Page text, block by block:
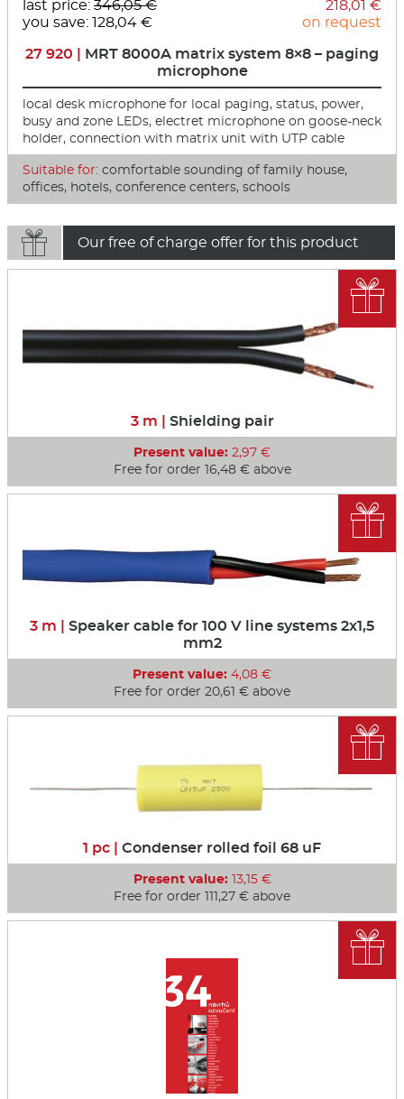
last price: 346,05 €
you save: 128,04 €
218,01 €
on request
27 920 | MRT 8000A matrix system 8×8 – paging
microphone
local desk microphone for local paging, status, power,
busy and zone LEDs, electret microphone on goose-neck
holder, connection with matrix unit with UTP cable
Suitable for: comfortable sounding of family house,
offices, hotels, conference centers, schools
 Our free of charge offer for this product
3 m | Shielding pair
Present value: 2,97 €
Free for order 16,48 € above

3 m | Speaker cable for 100 V line systems 2x1,5
mm2
Present value: 4,08 €
Free for order 20,61 € above

1 pc | Condenser rolled foil 68 uF
Present value:13,15 €
Free for order 111,27 € above

